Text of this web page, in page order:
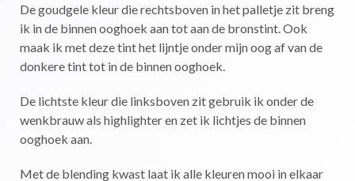
De goudgele kleur die rechtsboven in het palletje zit breng
ik in de binnen ooghoek aan tot aan de bronstint. Ook
maak ik met deze tint het lijntje onder mijn oog af van de
donkere tint tot in de binnen ooghoek.
De lichtste kleur die linksboven zit gebruik ik onder de
wenkbrauw als highlighter en zet ik lichtjes de binnen
ooghoek aan.
Met de blending kwast laat ik alle kleuren mooi in elkaar